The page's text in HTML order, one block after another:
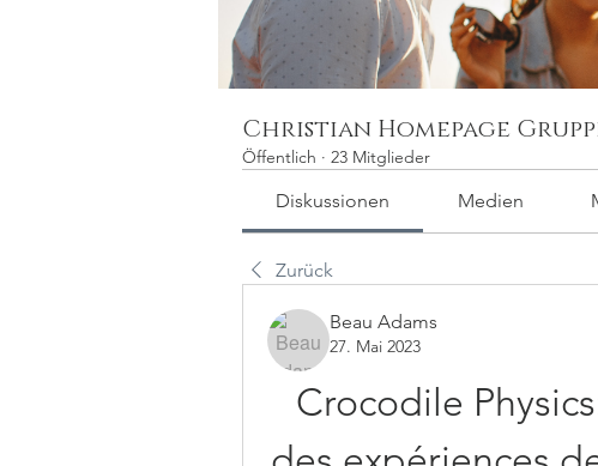
Christian Homepage
Öffentlich · 23 Mitglieder
Diskussionen Medien
Zurück
Beau Adams
27. Mai 2023
Crocodile